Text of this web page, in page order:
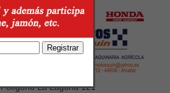
Polígono La Laguna 121